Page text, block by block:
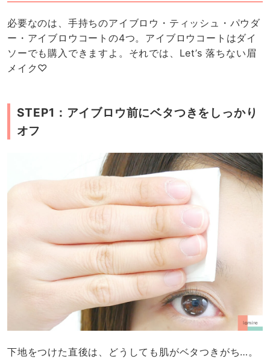
必要なのは、手持ちのアイブロウ・ティッシュ・パウダ
ー・アイブロウコートの4つ。アイブロウコートはダイ
ソーでも購入できますよ。それでは、Let’s 落ちない眉
メイク♡
STEP1：アイブロウ前にベタつきをしっかり
オフ
下地をつけた直後は、どうしても肌がベタつきがち…。